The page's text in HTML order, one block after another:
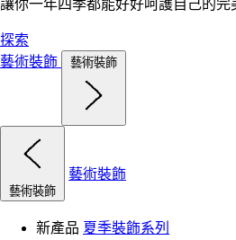
讓你一年四季都能好好呵護自己的完
探索
藝術裝飾
藝術裝飾
藝術裝飾
藝術裝飾
新產品 夏季裝飾系列